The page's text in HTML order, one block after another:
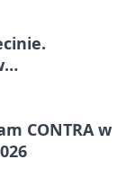
CONTRA w